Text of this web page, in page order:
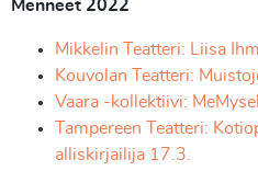
Menneet 2022
Mikkelin Teatteri: Liisa
Kouvolan Teatteri:
Vaara -kollektiivi:
Tampereen Teatteri:
alliskirjailija 17.3.